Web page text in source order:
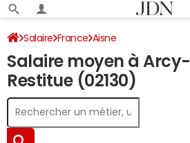
Salaire France Aisne
Salaire moyen à
Restitue (02130)